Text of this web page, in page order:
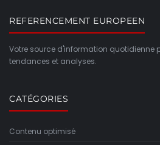
REFERENCEMENT EUROPEEN
Votre source d'information quotidienne
tendances et analyses.
CATÉGORIES
Contenu optimisé